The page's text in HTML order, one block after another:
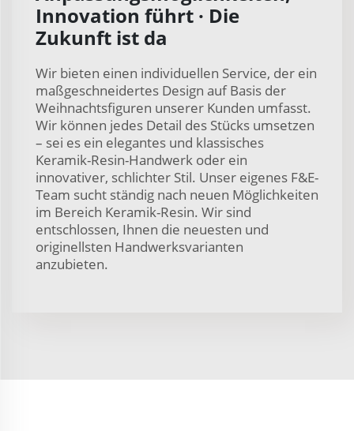
Innovation führt · Die
Zukunft ist da
Wir bieten einen individuellen Service, der ein
maßgeschneidertes Design auf Basis der
Weihnachtsfiguren unserer Kunden umfasst.
Wir können jedes Detail des Stücks umsetzen
– sei es ein elegantes und klassisches
Keramik-Resin-Handwerk oder ein
innovativer, schlichter Stil. Unser eigenes F&E-
Team sucht ständig nach neuen Möglichkeiten
im Bereich Keramik-Resin. Wir sind
entschlossen, Ihnen die neuesten und
originellsten Handwerksvarianten
anzubieten.